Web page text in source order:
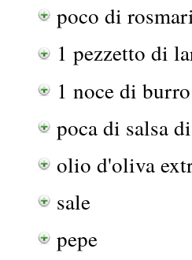
poco di
1 pezzetto di
1 noce di burro
poca di salsa
olio d'oliva
sale
pepe